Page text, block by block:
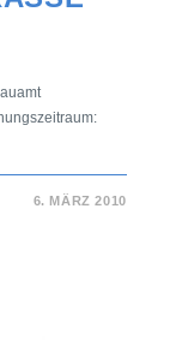
6. MÄRZ 2010